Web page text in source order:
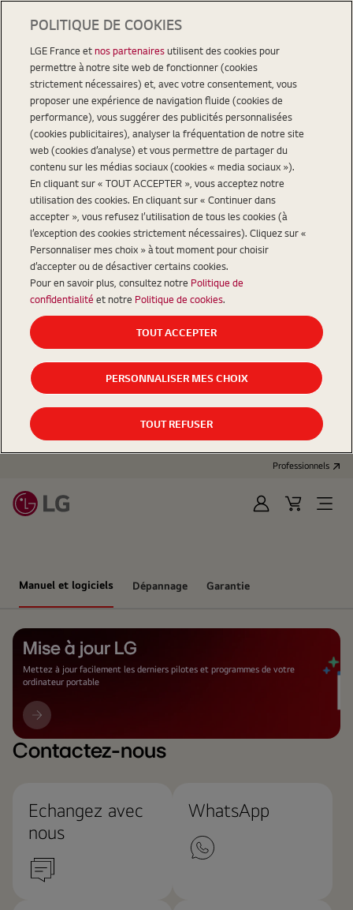
Professionnels
Se
PanierOpen
Manuel et logiciels Dépannage Garantie
Mise à jour LG
Mettez à jour facilement les derniers pilotes et programmes de votre
ordinateur portable
Mise
à
jour
Contactez-nous
Echangez avec
nous
WhatsApp
POLITIQUE DE COOKIES
LGE France etnos partenairesutilisent des cookies pour
permettre à notre site web de fonctionner (cookies
strictement nécessaires) et, avec votre consentement, vous
proposer une expérience de navigation fluide (cookies de
performance), vous suggérer des publicités personnalisées
(cookies publicitaires), analyser la fréquentation de notre site
web (cookies d’analyse) et vous permettre de partager du
contenu sur les médias sociaux (cookies « media sociaux »).
En cliquant sur « TOUT ACCEPTER », vous acceptez notre
utilisation des cookies. En cliquant sur « Continuer dans
accepter », vous refusez l’utilisation de tous les cookies (à
l’exception des cookies strictement nécessaires). Cliquez sur «
Personnaliser mes choix » à tout moment pour choisir
d’accepter ou de désactiver certains cookies.
Pour en savoir plus, consultez notre Politique de
confidentialité et notre Politique de cookies.
TOUT ACCEPTER
PERSONNALISER MES CHOIX
TOUT REFUSER